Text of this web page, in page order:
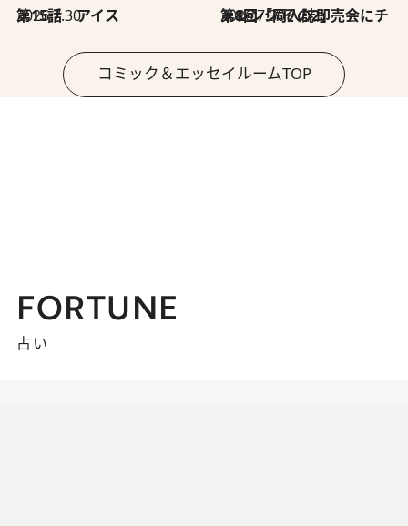
2026.7.30
第15話 アイス 2026.7.30
第8回「同人誌即売会にチャレンジ その2」
コミック＆エッセイルームTOP
FORTUNE
占い